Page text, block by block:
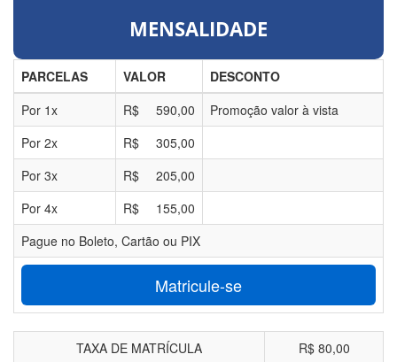
MENSALIDADE
PARCELAS VALOR
DESCONTO
Por 1x R$ 590,00
Promoção valor à vista
Por 2x R$
305,00
Por 3x R$
205,00
Por 4x R$
155,00
Pague no Boleto, Cartão ou PIX
Matricule-se
TAXA DE MATRÍCULA R$ 80,00